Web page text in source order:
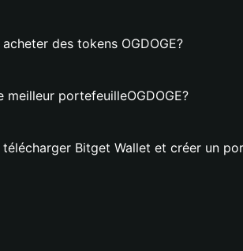
des tokens OGDOGE?
meilleur portefeuilleOGDOGE?
Bitget Wallet et créer un